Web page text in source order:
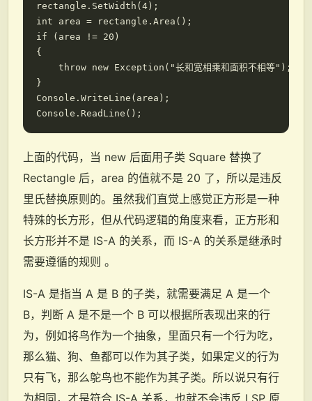
rectangle.SetWidth(4);
int area = rectangle.Area();
if (area != 20)
{
    throw new Exception("长和宽相乘和面积不相等");
}
Console.WriteLine(area);
上面的代码，当 new 后面用子类 Square 替换了
Rectangle 后，area 的值就不是 20 了，所以是违反
里氏替换原则的。虽然我们直觉上感觉正方形是一种
特殊的长方形，但从代码逻辑的角度来看，正方形和
长方形并不是 IS-A 的关系，而 IS-A 的关系是继承时
需要遵循的规则 。
IS-A 是指当 A 是 B 的子类，就需要满足 A 是一个
B，判断 A 是不是一个 B 可以根据所表现出来的行
为，例如将鸟作为一个抽象，里面只有一个行为吃，
那么猫、狗、鱼都可以作为其子类，如果定义的行为
只有飞，那么鸵鸟也不能作为其子类。所以说只有行